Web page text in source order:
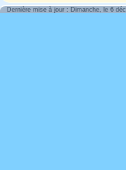
Dernière mise à jour : Dimanche, le 6